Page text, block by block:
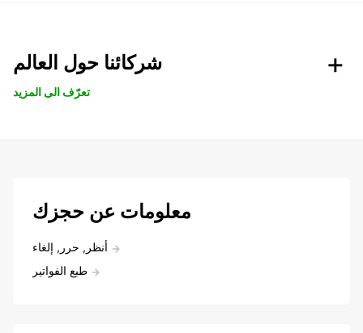
شركائنا حول العالم
تعرّف الى المزيد
معلومات عن حجزك
أنظر, حرر, إلغاء
طبع الفواتير